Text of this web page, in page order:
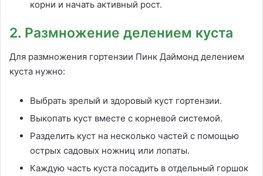
корни и начать активный рост.
2. Размножение делением куста
Для размножения гортензии Пинк Даймонд делением
куста нужно:
Выбрать зрелый и здоровый куст гортензии.
Выкопать куст вместе с корневой системой.
Разделить куст на несколько частей с помощью
острых садовых ножниц или лопаты.
Каждую часть куста посадить в отдельный горшок